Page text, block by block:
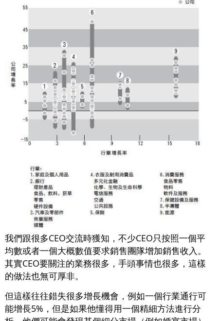
我們跟很多CEO交流時獲知，不少CEO只按照一個平
均數或者一個大概數值要求銷售團隊增加銷售收入。
其實CEO要關注的業務很多，手頭事情也很多，這樣
的做法也無可厚非。
但這樣往往錯失很多增長機會，例如一個行業通行可
能增長5%，但是如果他懂得用一個精細方法進行分